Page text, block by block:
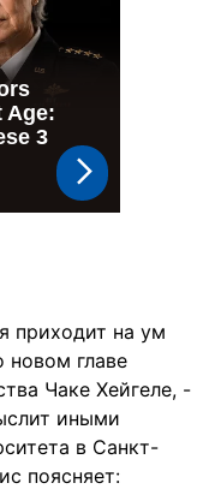
приходит на ум
новом главе
Чаке Хейгеле, -
иными
в Санкт-
поясняет: